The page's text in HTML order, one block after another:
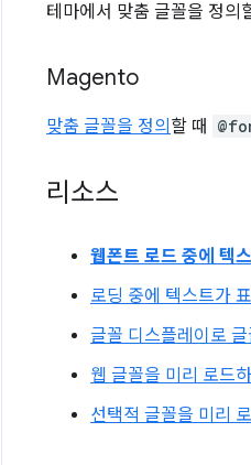
테마에서 맞춤 글꼴을 정의
Magento
맞춤 글꼴을 정의 할 때
리소스
웹폰트 로드 중에 텍
로딩 중에 텍스트가
글꼴 디스플레이로 글
웹 글꼴을 미리 로드
선택적 글꼴을 미리